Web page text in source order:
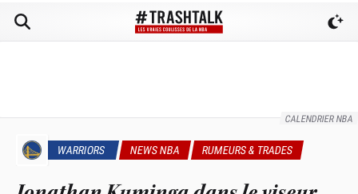
CALENDRIER NBA
WARRIORS NEWS NBA RUMEURS & TRADES